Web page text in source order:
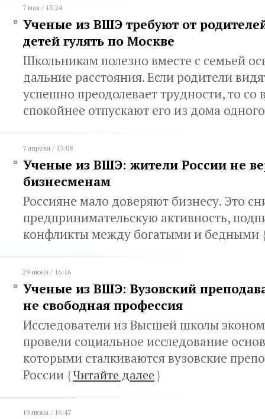
7 мая / 13:24
Ученые из ВШЭ требуют от
детей гулять по Москве
Школьникам полезно вместе с семьей
дальние расстояния. Если родители
успешно преодолевает трудности, то
спокойнее отпускают его из дома
7 апреля / 13:08
Ученые из ВШЭ: жители России не
бизнесменам
Россияне мало доверяют бизнесу. Это
предпринимательскую активность,
конфликты между богатыми и бедными
29 июня / 16:16
Ученые из ВШЭ: Вузовский
не свободная профессия
Исследователи из Высшей школы
провели социальное исследование
которыми сталкиваются вузовские
России {Читайте далее}
19 июня / 16:47